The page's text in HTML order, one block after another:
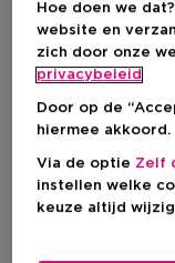
Kortingsprijs
€ 147,69
€ 173,75
€ 147,69
Aanbevolen
IN
Hoe doen we
website en
zich door onze
privacybeleid
Door op de
hiermee akkoord.
Via de optie Zelf
instellen welke
keuze altijd